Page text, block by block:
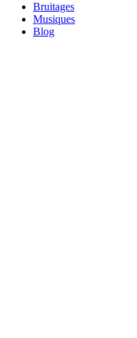
Bruitages
Musiques
Blog